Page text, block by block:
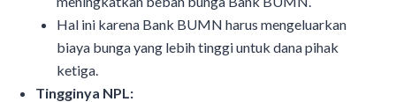
Hal ini karena Bank BUMN harus mengeluarkan
biaya bunga yang lebih tinggi untuk dana pihak
ketiga.
Tingginya NPL: